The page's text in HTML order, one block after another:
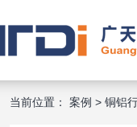
当前位置： 案例 > 铜铝